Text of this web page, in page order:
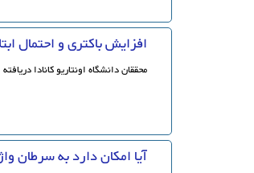
افزایش باکتری و احتمال
محققان دانشگاه اونتاریو کانادا
آیا امکان دارد به سرطان